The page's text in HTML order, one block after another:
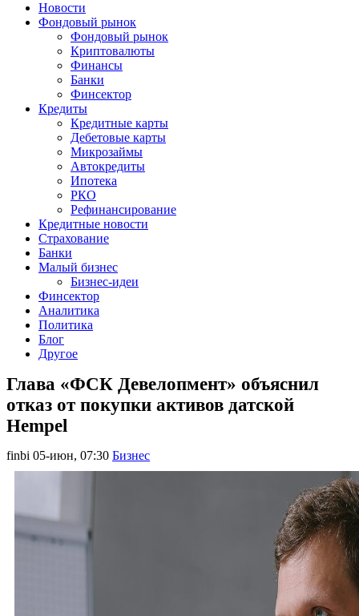
Новости
Фондовый рынок
Фондовый рынок
Криптовалюты
Финансы
Банки
Финсектор
Кредиты
Кредитные карты
Дебетовые карты
Микрозаймы
Автокредиты
Ипотека
РКО
Рефинансирование
Кредитные новости
Страхование
Банки
Малый бизнес
Бизнес-идеи
Финсектор
Аналитика
Политика
Блог
Другое
Глава «ФСК Девелопмент» объяснил
отказ от покупки активов датской
Hempel
finbi 05-июн, 07:30 Бизнес